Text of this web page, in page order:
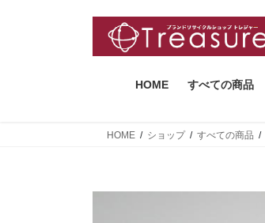
HOME すべての商品
HOME ショップ すべての商品